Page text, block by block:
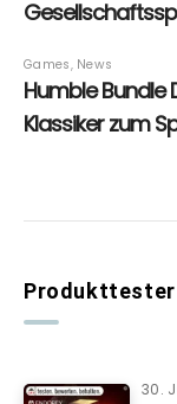
Produkttester
30.